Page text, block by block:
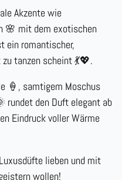
Akzente wie
🌸 mit dem exotischen
ein romantischer,
zu tanzen scheint💃💖.
🍦 , samtigem Moschus
rundet den Duft elegant ab
Eindruckvoller Wärme
lieben und mit
wollen!